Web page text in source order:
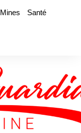
Mines
Santé